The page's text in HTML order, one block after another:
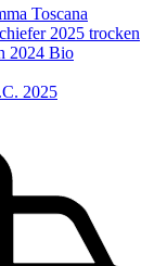
Toscana
2025 trocken
2024 Bio
2025